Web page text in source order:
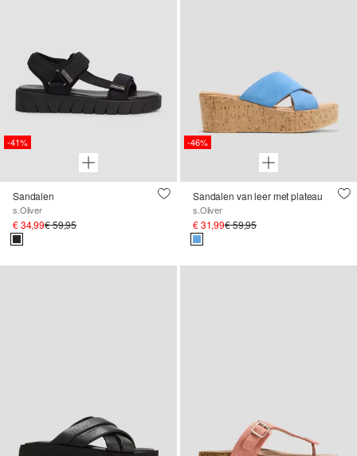
-41%
Sandalen
s.Oliver
€ 34,99€ 59,95
-46%
Sandalen van leer met plateau
s.Oliver
€ 31,99€ 59,95